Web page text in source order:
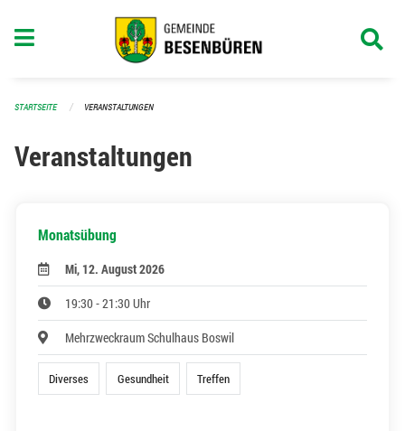
STARTSEITE VERANSTALTUNGEN
Veranstaltungen
Monatsübung
Mi, 12. August 2026
19:30 - 21:30 Uhr
Mehrzweckraum Schulhaus Boswil
Diverses Gesundheit Treffen